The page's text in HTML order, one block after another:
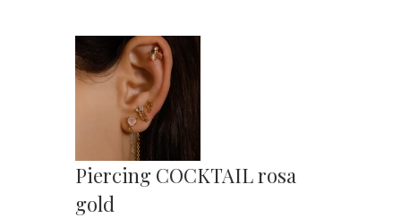
Piercing COCKTAIL rosa
gold